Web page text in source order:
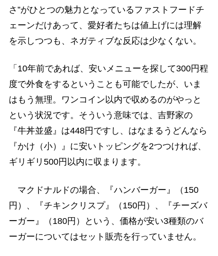
さ”がひとつの魅力となっているファストフードチ
ェーンだけあって、愛好者たちは値上げには理解
を示しつつも、ネガティブな反応は少なくない。
「10年前であれば、安いメニューを探して300円程
度で外食をするということも可能でしたが、いま
はもう無理。ワンコイン以内で収めるのがやっと
という状況です。そういう意味では、吉野家の
『牛丼並盛』は448円ですし、はなまるうどんなら
『かけ（小）』に安いトッピングを2つつければ、
ギリギリ500円以内に収まります。
マクドナルドの場合、『ハンバーガー』（150
円）、『チキンクリスプ』（150円）、『チーズバ
ーガー』（180円）という、価格が安い3種類のバ
ーガーについてはセット販売を行っていません。